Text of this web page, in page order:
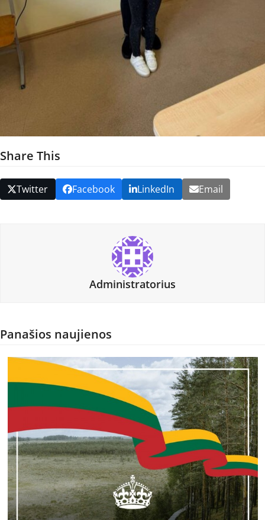
Share This
Twitter Facebook LinkedIn Email
Administratorius
Panašios naujienos